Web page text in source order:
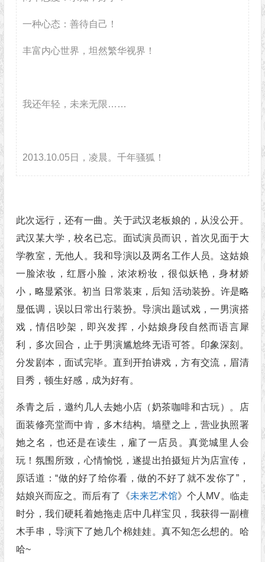
一种心态：善待自己！
丰富内心世界，坦然繁华视界！
我还年轻，未来无限……
2013.10.05日，凌晨。千年骚狐！
此次远行，还有一曲。关于武汉老板娘的，从没公开。
武汉某大学，校名已忘。面试演员而识，首次见面于大
学教室，无他人。我和导演以及两名工作人员。这姑娘
一脸浓妆，红唇小脸，浓浓粉妆，很似妖艳，身材娇
小，略显紧张。初当 日常装束，后知 活动装扮。许是略
显低调，误以日常出行装扮。导演出题试戏，一男演搭
戏，情侣吵架，即兴发挥，小姑娘身段自然而语言犀
利，多次回合，止于男演尴尬终无语可答。印象深刻。
分发剧本，面试完毕。直到开拍讲戏，方有交流，眉清
目秀，顿生好感，成为好有。
杀青之后，邀约几人去她小店（奶茶咖啡和古玩）。店
面装修亮堂而中肯，多木结构。墙壁之上，营业执照署
她之名，也还是在读生，雇了一店员。真觉城里人会
玩！氛围所致，心情愉悦，遂提出拍摄短片为店宣传，
原话道：“做的好了给你看，做的不好了就不发你了”，
姑娘兴而应之。而后有了《未来艺术馆》个人MV。临走
时分，我们硬耗着她拖走店中几样宝贝，我获得一副檀
木手串，导演下了她几个棉娃娃。真不知怎么想的。哈
哈~